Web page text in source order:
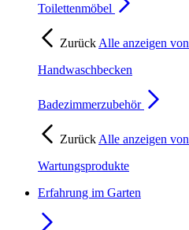
Toilettenmöbel
Zurück Alle anzeigen von
Handwaschbecken
Badezimmerzubehör
Zurück Alle anzeigen von
Wartungsprodukte
Erfahrung im Garten